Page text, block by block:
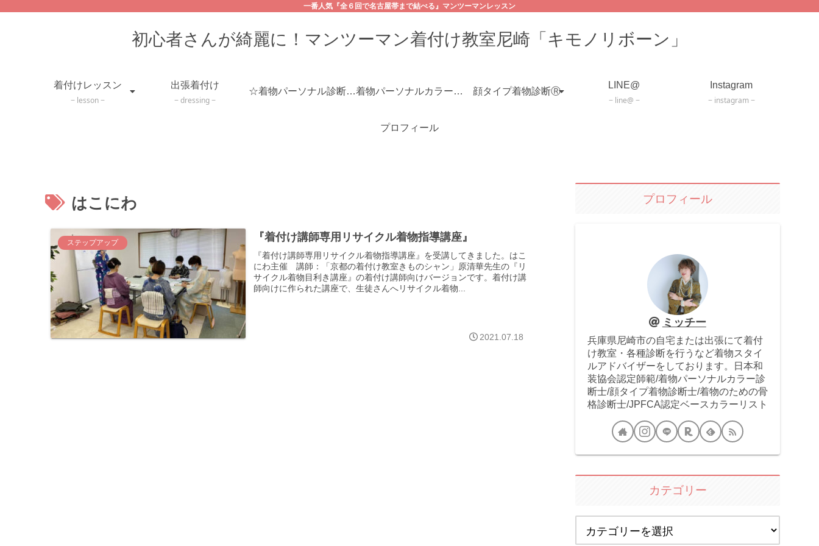
一番人気『全６回で名古屋帯まで結べる』マンツーマンレッスン
初心者さんが綺麗に！マンツーマン着付け教室尼崎「キモノリボーン」
着付けレッスン
lesson
出張着付け
dressing
☆着物パーソナル診断コース 着物パーソナルカラー診断 顔タイプ着物診断Ⓡ
LINE@
line@
Instagram
instagram
プロフィール
はこにわ
ステップアップ 『着付け講師専用リサイクル着物指導講座』
『着付け講師専用リサイクル着物指導講座』を受講してきました。はこ
にわ主催 講師：「京都の着付け教室きものシャン」原清華先生の『リ
サイクル着物目利き講座』の着付け講師向けバージョンです。着付け講
師向けに作られた講座で、生徒さんへリサイクル着物...
2021.07.18
プロフィール
ミッチー
兵庫県尼崎市の自宅または出張にて着付
け教室・各種診断を行うなど着物スタイ
ルアドバイザーをしております。日本和
装協会認定師範/着物パーソナルカラー診
断士/顔タイプ着物診断士/着物のための骨
格診断士/JPFCA認定ベースカラーリスト
カテゴリー